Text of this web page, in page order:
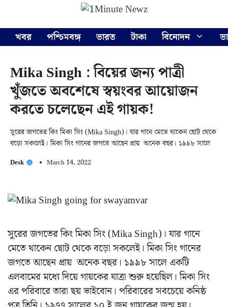
content
খবর
পশ্চিমবঙ্গ ভারত টাকা বিনোদন
Mika Singh : বিয়ের জন্য পাত্রী
খুঁজতে অবশেষে স্বয়ংবর আয়োজন
করতে চলেছেন এই গায়ক!
সুরের জগতের কিং মিকা সিং (Mika Singh)। যার গানে মেতে থাকেন ছোট থেকে
বড়ো সকলেই। মিকা সিং গানের জগতে আছেন প্রায় অনেক বছর। ১৯৯৮ সালে
Desk March 14, 2022
সুরের জগতের কিং মিকা সিং (Mika Singh)। যার গানে
মেতে থাকেন ছোট থেকে বড়ো সকলেই। মিকা সিং গানের
জগতে আছেন প্রায় অনেক বছর। ১৯৯৮ সালে একটি
এলবামের মধ্যে দিয়ে গায়কের যাত্রা শুরু হয়েছিল। মিকা সিং
এর পরিবারে তারা ছয় ভাইবোন। পরিবারের সবচেয়ে কনিষ্ঠ